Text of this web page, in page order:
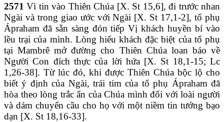
2571Vì tin vào Thiên Chúa [X. St 15,6], đi trước nhan
Ngài và trong giao ước với Ngài [X. St 17,1-2], tổ phụ
Ápraham đã sẵn sàng đón tiếp Vị khách huyền bí vào
lều trại của mình. Lòng hiếu khách đặc biệt của tổ phụ
tại Mambrê mở đường cho Thiên Chúa loan báo về
Người Con đích thực của lời hứa [X. St 18,1-15; Lc
1,26-38]. Từ lúc đó, khi được Thiên Chúa bộc lộ cho
biết ý định của Ngài, trái tim của tổ phụ Ápraham đã
hòa theo lòng trắc ẩn của Chúa mình đối với loài người
và dám chuyển cầu cho họ với một niềm tin tưởng bạo
dạn [X. St 18,16-33].